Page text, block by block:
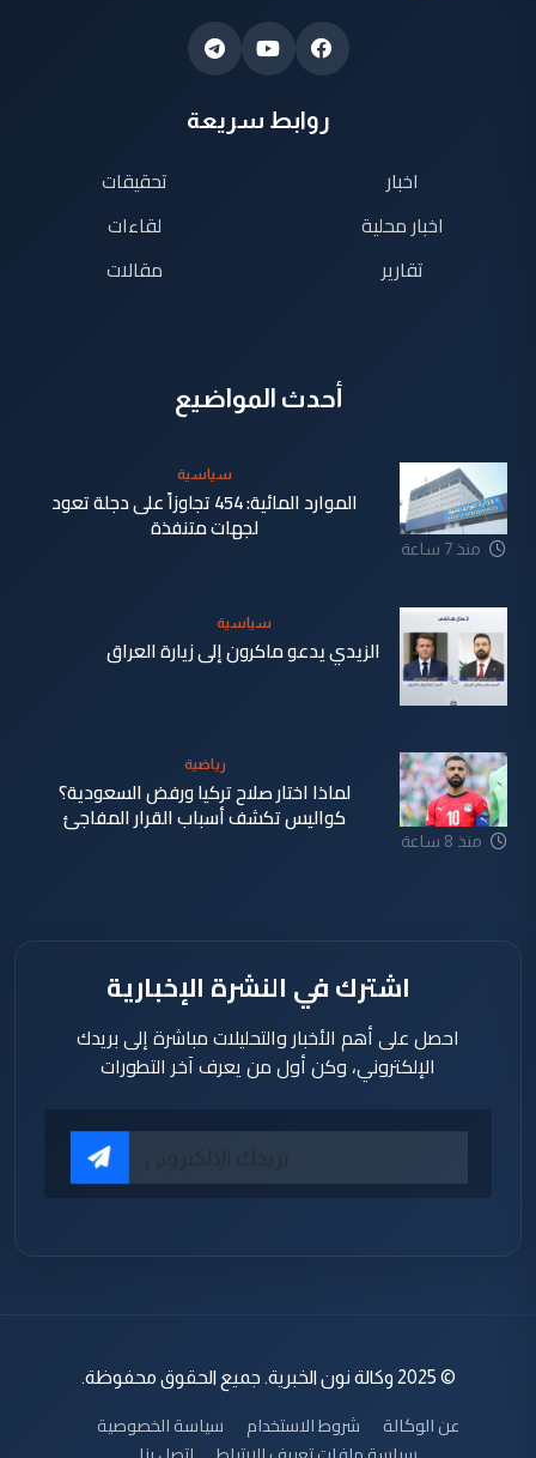
روابط سريعة
اخبار
اخبار محلية
تقارير
تحقيقات
لقاءات
مقالات
أحدث المواضيع
منذ 7 ساعة
سياسية
الموارد المائية: 454 تجاوزاً على دجلة تعود
لجهات متنفذة
سياسية
الزيدي يدعو ماكرون إلى زيارة العراق
منذ 8 ساعة
رياضية
لماذا اختار صلاح تركيا ورفض السعودية؟
كواليس تكشف أسباب القرار المفاجئ
اشترك في النشرة الإخبارية
احصل على أهم الأخبار والتحليلات مباشرة إلى بريدك
الإلكتروني، وكن أول من يعرف آخر التطورات
© 2025 وكالة نون الخبرية. جميع الحقوق محفوظة.
عن الوكالة شروط الاستخدام
سياسة الخصوصية